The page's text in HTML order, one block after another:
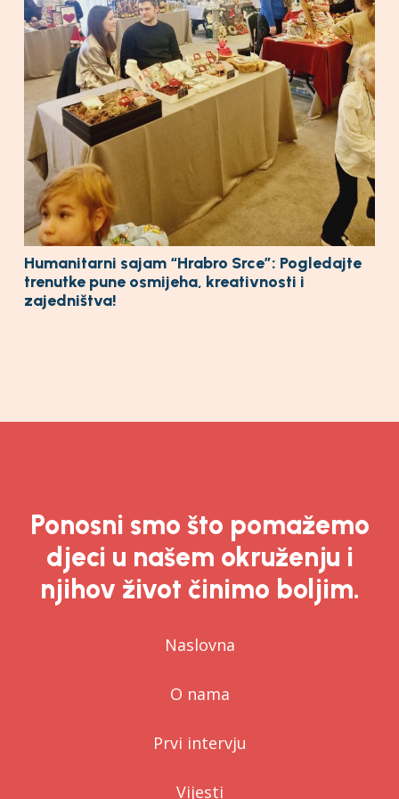
Humanitarni sajam “Hrabro Srce”: Pogledajte
trenutke pune osmijeha, kreativnosti i
zajedništva!
Ponosni smo što pomažemo
djeci u našem okruženju i
njihov život činimo boljim.
Naslovna
O nama
Prvi intervju
Vijesti